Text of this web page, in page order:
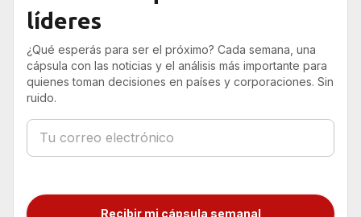
líderes
¿Qué esperás para ser el próximo? Cada semana, una
cápsula con las noticias y el análisis más importante para
quienes toman decisiones en países y corporaciones. Sin
ruido.
Recibir mi cápsula semanal